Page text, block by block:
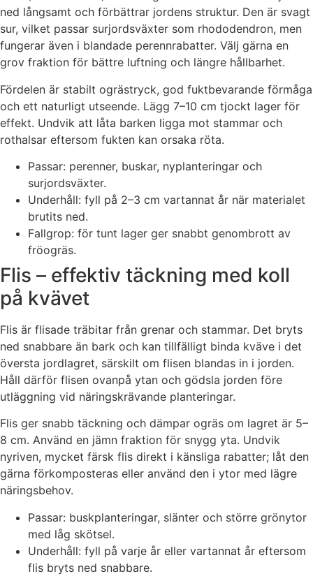
ned långsamt och förbättrar jordens struktur. Den är svagt
sur, vilket passar surjordsväxter som rhododendron, men
fungerar även i blandade perennrabatter. Välj gärna en
grov fraktion för bättre luftning och längre hållbarhet.
Fördelen är stabilt ogrästryck, god fuktbevarande förmåga
och ett naturligt utseende. Lägg 7–10 cm tjockt lager för
effekt. Undvik att låta barken ligga mot stammar och
rothalsar eftersom fukten kan orsaka röta.
Passar: perenner, buskar, nyplanteringar och
surjordsväxter.
Underhåll: fyll på 2–3 cm vartannat år när materialet
brutits ned.
Fallgrop: för tunt lager ger snabbt genombrott av
fröogräs.
Flis – effektiv täckning med koll
på kvävet
Flis är flisade träbitar från grenar och stammar. Det bryts
ned snabbare än bark och kan tillfälligt binda kväve i det
översta jordlagret, särskilt om flisen blandas in i jorden.
Håll därför flisen ovanpå ytan och gödsla jorden före
utläggning vid näringskrävande planteringar.
Flis ger snabb täckning och dämpar ogräs om lagret är 5–
8 cm. Använd en jämn fraktion för snygg yta. Undvik
nyriven, mycket färsk flis direkt i känsliga rabatter; låt den
gärna förkomposteras eller använd den i ytor med lägre
näringsbehov.
Passar: buskplanteringar, slänter och större grönytor
med låg skötsel.
Underhåll: fyll på varje år eller vartannat år eftersom
flis bryts ned snabbare.